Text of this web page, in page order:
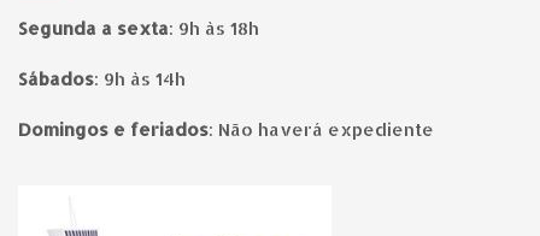
Segunda a sexta: 9h às 18h
Sábados: 9h às 14h
Domingos e feriados: Não haverá expediente